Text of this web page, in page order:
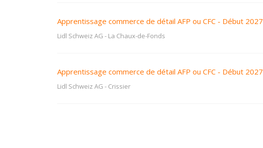
Apprentissage commerce de détail AFP ou CFC - Début 2027
Lidl Schweiz AG - La Chaux-de-Fonds
Apprentissage commerce de détail AFP ou CFC - Début 2027
Lidl Schweiz AG - Crissier